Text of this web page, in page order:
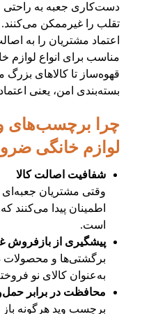
دست‌کاری جعبه به
تقلب را غیرممکن می‌کنند.
اعتماد مشتریان را به
مناسب برای انواع لوازم
قهوه‌ساز تا کالاهای
بسته‌بندی امن، یعنی
چرا برچسب‌های
لوازم خانگی
شفافیت اصالت کالا
وقتی مشتریان
اطمینان پیدا
است.
پیشگیری از بازفروش
برگشتی‌ها و محصولات
به‌عنوان کالای نو
محافظت در برابر
برچسب وید هرگونه